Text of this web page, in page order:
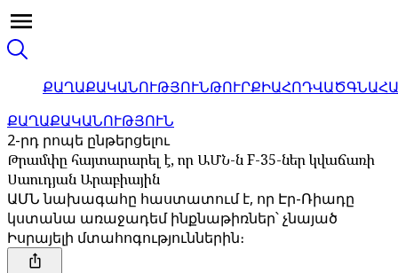
ՔԱՂԱՔԱԿԱՆՈՒԹՅՈՒՆԹՈՒՐՔԻԱՀՈԴՎԱԾ
ՔԱՂԱՔԱԿԱՆՈՒԹՅՈՒՆ
2-րդ րոպե ընթերցելու
Թրամփը հայտարարել է, որ ԱՄՆ-ն F-35-ներ կվաճառի
Սաուդյան Արաբիային
ԱՄՆ նախագահը հաստատում է, որ Էր-Ռիադը
կստանա առաջադեմ ինքնաթիռներ՝ չնայած
Իսրայելի մտահոգություններին։